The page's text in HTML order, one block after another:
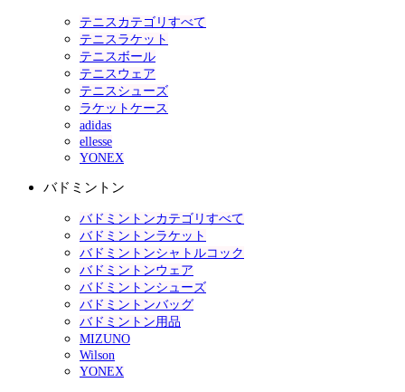
テニスカテゴリすべて
テニスラケット
テニスボール
テニスウェア
テニスシューズ
ラケットケース
adidas
ellesse
YONEX
バドミントン
バドミントンカテゴリすべて
バドミントンラケット
バドミントンシャトルコック
バドミントンウェア
バドミントンシューズ
バドミントンバッグ
バドミントン用品
MIZUNO
Wilson
YONEX